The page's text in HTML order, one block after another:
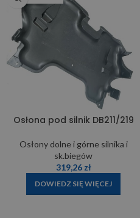
Osłona pod silnik DB211/219
Osłony dolne i górne silnika i
sk.biegów
319,26 zł
DOWIEDZ SIĘ WIĘCEJ